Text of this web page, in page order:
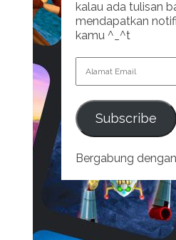
kalau ada tulisan
mendapatkan
kamu ^_^t
Email
Subscribe
Bergabung